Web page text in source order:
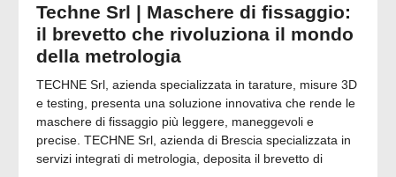
Techne Srl | Maschere di fissaggio:
il brevetto che rivoluziona il mondo
della metrologia
TECHNE Srl, azienda specializzata in tarature, misure 3D
e testing, presenta una soluzione innovativa che rende le
maschere di fissaggio più leggere, maneggevoli e
precise. TECHNE Srl, azienda di Brescia specializzata in
servizi integrati di metrologia, deposita il brevetto di